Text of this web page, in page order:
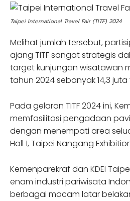
Taipei International Travel Fair (TITF) 2024
Melihat jumlah tersebut,
ajang TITF sangat strategis
target kunjungan wisatawan
tahun 2024 sebanyak 14,3 juta
Pada gelaran TITF 2024 ini,
memfasilitasi pengadaan
dengan menempati area
Hall 1, Taipei Nangang
Kemenparekraf dan KDEI
enam industri pariwisata
berbagai macam latar